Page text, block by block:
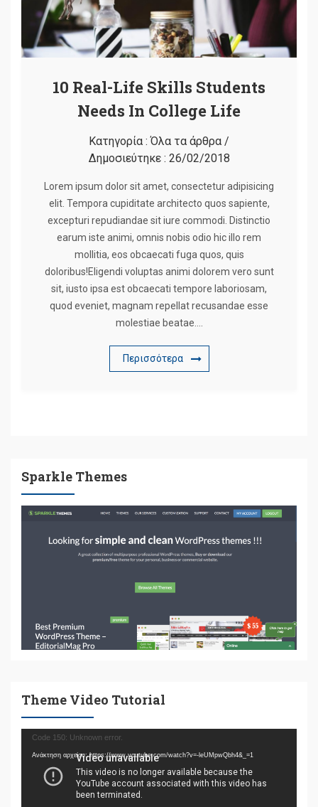
10 Real-Life Skills Students
Needs In College Life
Κατηγορία :Όλα τα άρθρα /
Δημοσιεύτηκε : 26/02/2018
Lorem ipsum dolor sit amet, consectetur adipisicing
elit. Tempora cupiditate architecto quos sapiente,
excepturi repudiandae sit iure commodi. Distinctio
earum iste animi, omnis nobis odio hic illo rem
mollitia, eos obcaecati fuga quos, quis
doloribus!Eligendi voluptas animi dolorem vero sunt
sit, iusto ipsa est obcaecati tempore laboriosam,
quod eveniet, magnam repellat recusandae esse
molestiae beatae….
Περισσότερα
Sparkle Themes
Theme Video Tutorial
Πρόγραμμα
Αναπαραγωγής
Βίντεο
Code 150: Unknown error.
Ανάκτηση αρχείου: https://www.youtube.com/watch?v=-leUMpwQbh4&_=1